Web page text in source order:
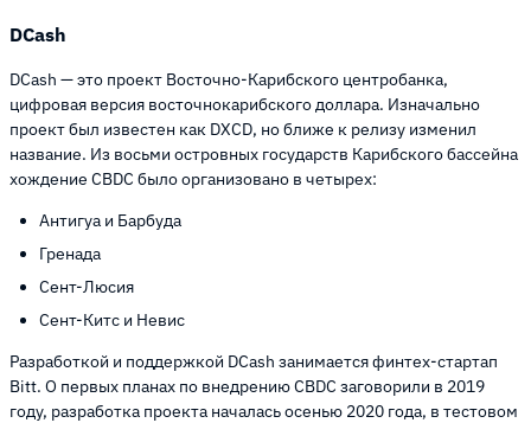
DCash
DCash — это проект Восточно-Карибского центробанка,
цифровая версия восточнокарибского доллара. Изначально
проект был известен как DXCD, но ближе к релизу изменил
название. Из восьми островных государств Карибского бассейна
хождение CBDC было организовано в четырех:
Антигуа и Барбуда
Гренада
Сент-Люсия
Сент-Китс и Невис
Разработкой и поддержкой DCash занимается финтех-стартап
Bitt. О первых планах по внедрению CBDC заговорили в 2019
году, разработка проекта началась осенью 2020 года, в тестовом